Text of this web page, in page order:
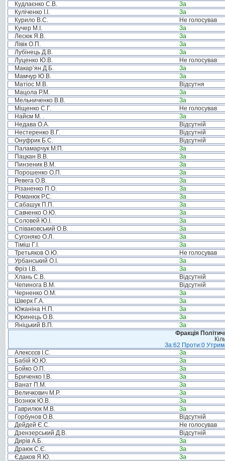
Кудлаєнко С.В.
За
Куліченко І.І.
За
Курило В.С.
Не голосував
Кучер М.І.
За
Лесюк Я.В.
За
Лівік О.П.
За
Лубінець Д.В.
За
Луценко Ю.В.
Не голосував
Макар’ян Д.Б.
За
Мамчур Ю.В.
За
Матіос М.В.
Відсутня
Мацола Р.М.
За
Мельниченко В.В.
За
Міщенко С.Г.
Не голосував
Найєм М. .
За
Недава О.А.
Відсутній
Нестеренко В.Г.
Відсутній
Онуфрик Б.С.
Відсутній
Паламарчук М.П.
За
Пацкан В.В.
За
Пинзеник В.М.
За
Порошенко О.П.
За
Ревега О.В.
За
Різаненко П.О.
За
Романюк Р.С.
За
Сабашук П.П.
За
Савченко О.Ю.
За
Соловей Ю.І.
За
Співаковський О.В.
За
Сугоняко О.Л.
За
Тіміш Г.І.
За
Третьяков О.Ю.
Не голосував
Урбанський О.І.
За
Фріз І.В.
За
Хлань С.В.
Відсутній
Чепинога В.М.
Відсутній
Черненко О.М.
За
Шверк Г.А.
За
Южаніна Н.П.
За
Юринець О.В.
За
Яніцький В.П.
За
Фракція
За:62 Проти:0
Алексєєв І.С.
За
Бабій Ю.Ю.
За
Бойко О.П.
За
Бриченко І.В.
За
Ванат П.М.
За
Величкович М.Р.
За
Вознюк Ю.В.
За
Гаврилюк М.В.
За
Горбунов О.В.
Відсутній
Дейдей Є.С.
Не голосував
Дзензерський Д.В.
Відсутній
Дирів А.Б.
За
Драюк С.Є.
За
Єдаков Я.Ю.
За